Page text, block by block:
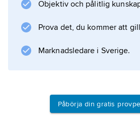
Objektiv och pålitlig
Prova det, du kommer att
Marknadsledare i Sverige.
Påbörja din gratis